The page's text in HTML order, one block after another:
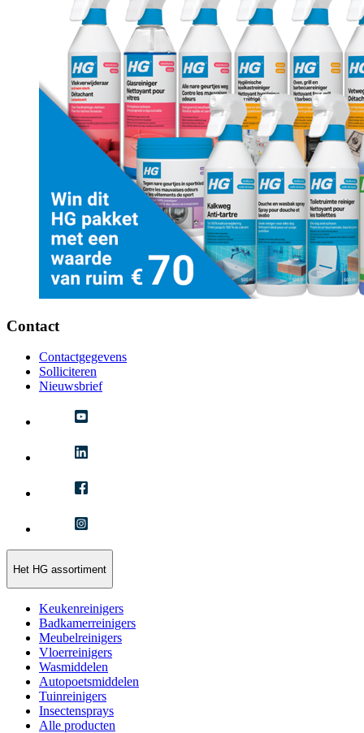
Contact
Contactgegevens
Solliciteren
Nieuwsbrief
Het HG assortiment
Keukenreinigers
Badkamerreinigers
Meubelreinigers
Vloerreinigers
Wasmiddelen
Autopoetsmiddelen
Tuinreinigers
Insectensprays
Alle producten